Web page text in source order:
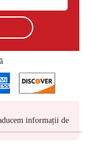
informații de